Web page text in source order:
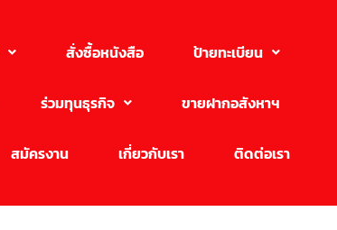
สั่งซื้อหนังสือ ป้ายทะเบียน
ร่วมทุนธุรกิจ ขายฝากอสังหาฯ
สมัครงาน เกี่ยวกับเรา ติดต่อเรา